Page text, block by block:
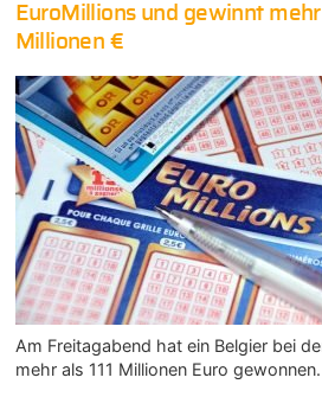
EuroMillions und gewinnt mehr
Millionen €
Am Freitagabend hat ein Belgier bei
mehr als 111 Millionen Euro gewonnen.